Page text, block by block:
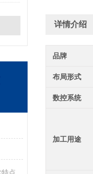
详情介绍
品牌
布局形式
数控系统
加工用途